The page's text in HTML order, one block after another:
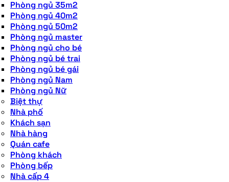
Phòng ngủ 35m2
Phòng ngủ 40m2
Phòng ngủ 50m2
Phòng ngủ master
Phòng ngủ cho bé
Phòng ngủ bé trai
Phòng ngủ bé gái
Phòng ngủ Nam
Phòng ngủ Nữ
Biệt thự
Nhà phố
Khách sạn
Nhà hàng
Quán cafe
Phòng khách
Phòng bếp
Nhà cấp 4